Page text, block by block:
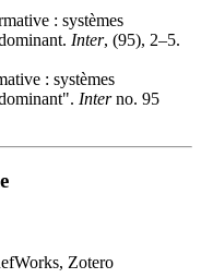
: systèmes
Inter, (95), 2–5.
: systèmes
Interno. 95
Zotero